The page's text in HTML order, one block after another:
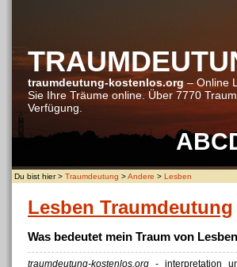
traumdeutung-kostenlos.org– Online
Sie Ihre Träume online. Über 7770
Verfügung.
ABC
Du bist hier > Traumdeutung >Andere > Lesben
Lesben Traumdeutung
Was bedeutet mein Traum von
traumdeutung-kostenlos.org - interpretation